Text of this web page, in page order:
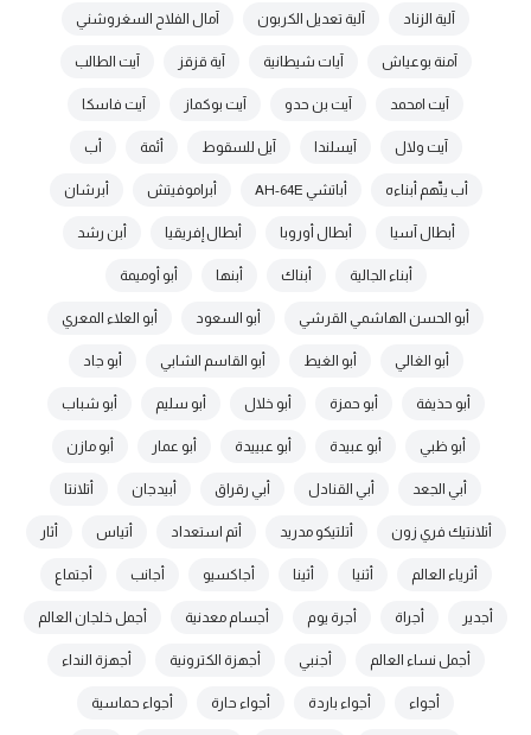
آلية الزناد آلية تعديل الكربون آمال الفلاح السغروشني
آمنة بوعياش آيات شيطانية آية قزقز آيت الطالب
آيت امحمد آيت بن حدو آيت بوكماز آيت فاسكا
آيت ولال آيسلندا آيل للسقوط أئمة أب
أب يتّهم أبناءه أباتشي AH-64E أبراموفيتش أبرشان
أبطال آسيا أبطال أوروبا أبطال إفريقيا أبن رشد
أبناء الجالية أبناك أبنها أبو أوميمة
أبو الحسن الهاشمي القرشي أبو السعود أبو العلاء المعري
أبو الغالي أبو الغيط أبو القاسم الشابي أبو جاد
أبو حذيفة أبو حمزة أبو خلال أبو سليم أبو شباب
أبو ظبي أبو عبيدة أبو عبييدة أبو عمار أبو مازن
أبي الجعد أبي القنادل أبي رقراق أبيدجان أتلانتا
أتلانتيك فري زون أتلتيكو مدريد أتم استعداد أتياس أثار
أثرياء العالم أثنيا أثينا أجاكسيو أجانب أجتماع
أجدير أجراة أجرة يوم أجسام معدنية أجمل خلجان العالم
أجمل نساء العالم أجنبي أجهزة الكترونية أجهزة النداء
أجواء أجواء باردة أجواء حارة أجواء حماسية